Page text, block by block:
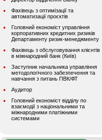
Фахівець з оптимізації та
автоматизації проєктів
Головний економіст управління
корпоративних кредитних ризиків
Департаменту ризик-менеджменту
Фахівець з обслуговування клієнтів
в міжнародний банк (Київ)
Заступник начальника управління
методологічного забезпечення та
навчання з питань ПВК/ФТ
Аудитор
Головний економіст відділу по
взаємодії з національними та
міжнародними платіжними
системами